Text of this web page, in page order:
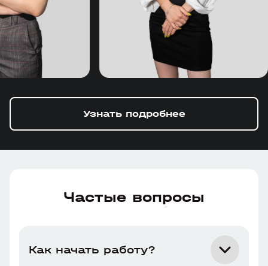
Узнать подробнее
Частые вопросы
Как начать работу?